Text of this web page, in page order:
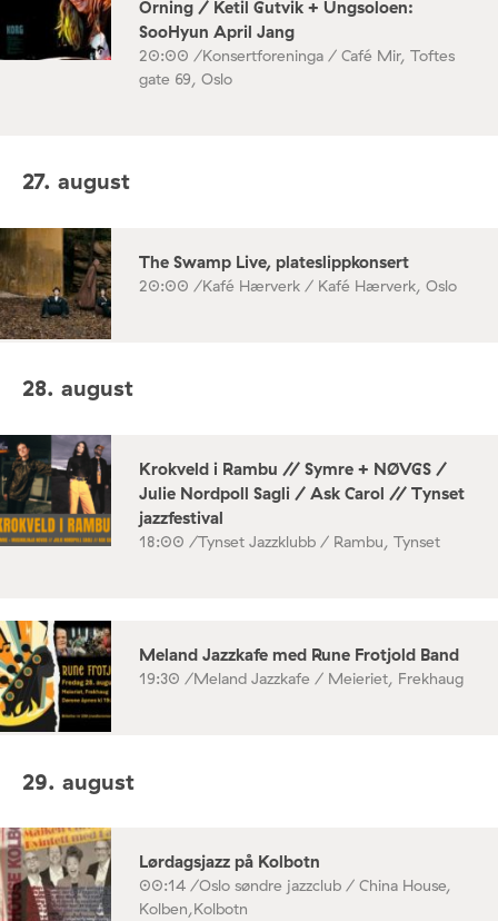
Orning / Ketil Gutvik + Ungsoloen:
SooHyun April Jang
20:00 /Konsertforeninga / Café Mir, Toftes
gate 69, Oslo
27. august
The Swamp Live, plateslippkonsert
20:00 /Kafé Hærverk / Kafé Hærverk, Oslo
28. august
Krokveld i Rambu // Symre + NØVGS /
Julie Nordpoll Sagli / Ask Carol // Tynset
jazzfestival
18:00 /Tynset Jazzklubb / Rambu, Tynset
Meland Jazzkafe med Rune Frotjold Band
19:30 /Meland Jazzkafe / Meieriet, Frekhaug
29. august
Lørdagsjazz på Kolbotn
00:14 /Oslo søndre jazzclub / China House,
Kolben,Kolbotn